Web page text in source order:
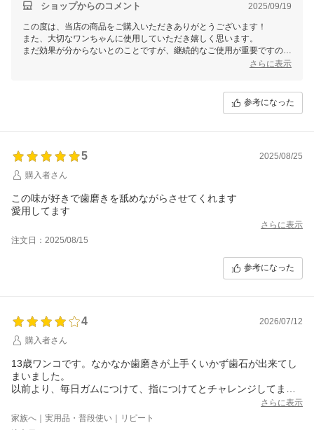
ショップからのコメント 2025/09/19
この度は、当店の商品をご購入いただきありがとうございます！
また、大切なワンちゃんに使用していただき嬉しく思います。
まだ効果が分からないとのことですが、継続的なご使用が重要ですの
さらに表示
参考になった
5
2025/08/25
購入者さん
この味が好きで歯磨きを舐めながらさせてくれます
愛用してます
さらに表示
注文日：2025/08/15
参考になった
4
2026/07/12
購入者さん
13歳ワンコです。なかなか歯磨きが上手くいかず歯石が出来てし
まいました。
以前より、毎日ガムにつけて、指につけてとチャレンジしてます
頑張ります。
さらに表示
家族へ｜実用品・普段使い｜リピート